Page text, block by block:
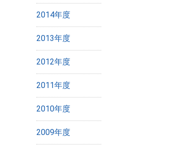
2014年度
2013年度
2012年度
2011年度
2010年度
2009年度